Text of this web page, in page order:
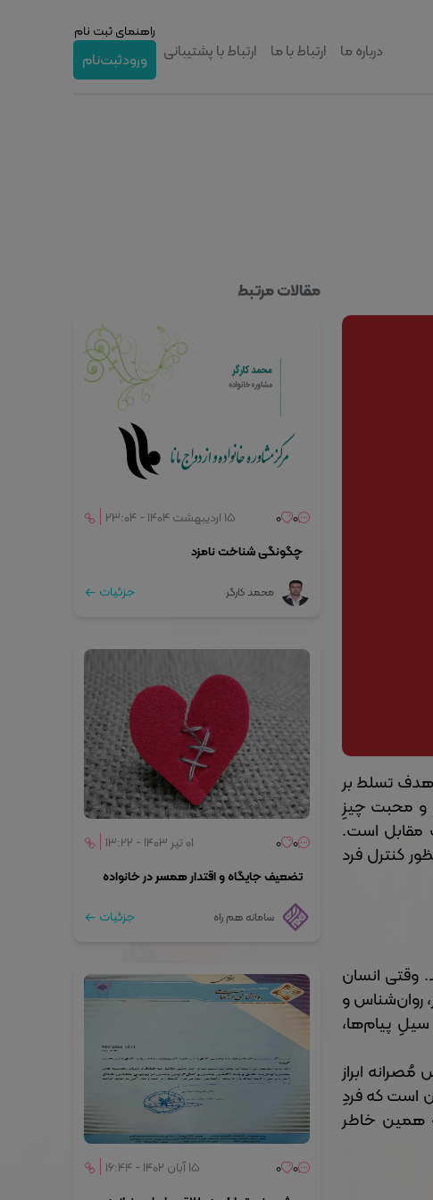
درباره ما ارتباط با ما ارتباط با پشتیبانی
راهنمای ثبت نام
ورودثبت‌نام
هدف تسلط بر
و محبت چیزِ
مقابل است.
کنترل فرد
وقتی انسان
روان‌شناس و
پیام‌ها،
ابراز
است که فردِ
همین خاطر
مقالات مرتبط
0
0 ۱۵ اردیبهشت ۱۴۰۴ - ۲۳:۰۴
چگونگی شناخت نامزد
محمد کارگر جزئیات
0
0 ۰۱ تیر ۱۴۰۳ - ۱۳:۲۲
تضعیف جایگاه و اقتدار همسر در خانواده
سامانه هم راه جزئیات
0
0 ۱۵ آبان ۱۴۰۲ - ۱۶:۴۴